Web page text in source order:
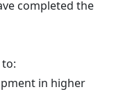
completed the
in higher